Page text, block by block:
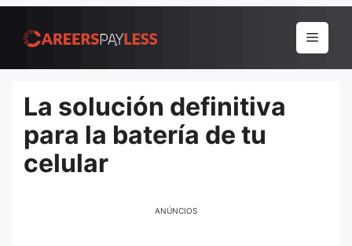
para
conteúdo
Menu
La solución definitiva
para la batería de tu
celular
ANÚNCIOS